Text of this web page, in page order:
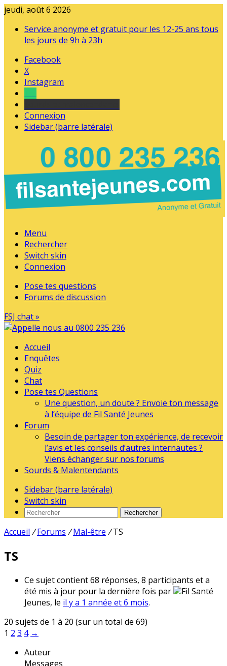
jeudi, août 6 2026
Service anonyme et gratuit pour les 12-25 ans tous
les jours de 9h à 23h
Facebook
X
Instagram
Connexion
Sidebar (barre latérale)
Menu
Rechercher
Switch skin
Connexion
Pose tes questions
Forums de discussion
FSJ chat »
Accueil
Enquêtes
Quiz
Chat
Pose tes Questions
Une question, un doute ? Envoie ton message
à l’équipe de Fil Santé Jeunes
Forum
Besoin de partager ton expérience, de recevoir
l’avis et les conseils d’autres internautes ?
Viens échanger sur nos forums
Sourds & Malentendants
Sidebar (barre latérale)
Switch skin
Rechercher
Accueil / Forums / Mal-être / TS
TS
Ce sujet contient 68 réponses, 8 participants et a
été mis à jour pour la dernière fois par
Fil Santé
Jeunes, le il y a 1 année et 6 mois.
20 sujets de 1 à 20 (sur un total de 69)
1 2 3 4 →
Auteur
Messages